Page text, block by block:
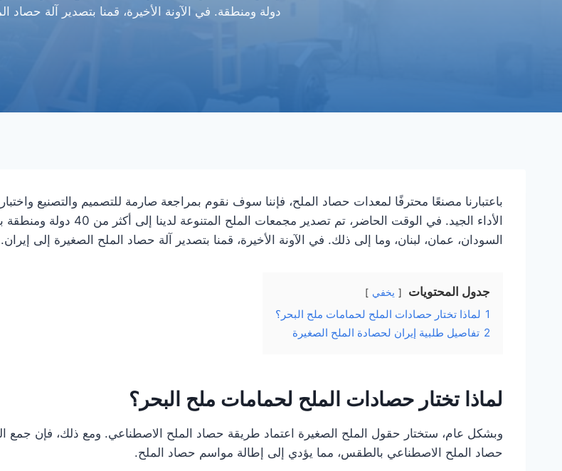
دولة ومنطقة. في الآونة الأخيرة، قمنا بتصدير آلة حصاد
باعتبارنا مصنعًا محترفًا لمعدات حصاد الملح، فإننا سوف نقوم بمراجعة صارمة للتصميم والتصنيع
الأداء الجيد. في الوقت
السودان، عمان، لبنان، وما إلى ذلك. في الآونة الأخيرة، قمنا بتصدير آلة حصاد الملح الصغيرة إلى إيران.
جدول المحتويات يخفي
1 لماذا تختار حصادات الملح لحمامات ملح البحر؟
2 تفاصيل طلبية إيران لحصادة الملح الصغيرة
لماذا تختار حصادات الملح لحمامات ملح البحر؟
وبشكل عام، ستختار حقول الملح الصغيرة اعتماد طريقة حصاد الملح الاصطناعي. ومع ذلك، فإن جمع
حصاد الملح الاصطناعي بالطقس، مما يؤدي إلى إطالة مواسم حصاد الملح.